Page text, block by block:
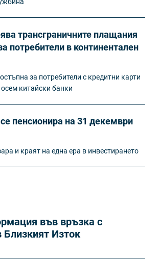
трансграничните плащания
потребители в континентален
за потребители с кредитни карти
китайски банки
пенсионира на 31 декември
и краят на една ера в инвестирането
във връзка с
Близкият Изток